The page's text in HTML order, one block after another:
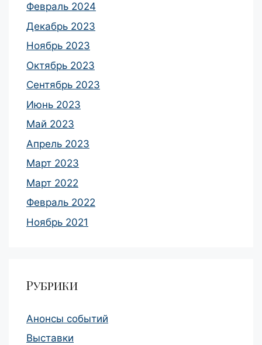
Февраль 2024
Декабрь 2023
Ноябрь 2023
Октябрь 2023
Сентябрь 2023
Июнь 2023
Май 2023
Апрель 2023
Март 2023
Март 2022
Февраль 2022
Ноябрь 2021
Рубрики
Анонсы событий
Выставки